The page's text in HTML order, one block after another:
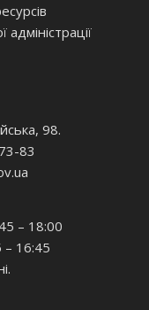
98.
83
– 18:00
– 16:45